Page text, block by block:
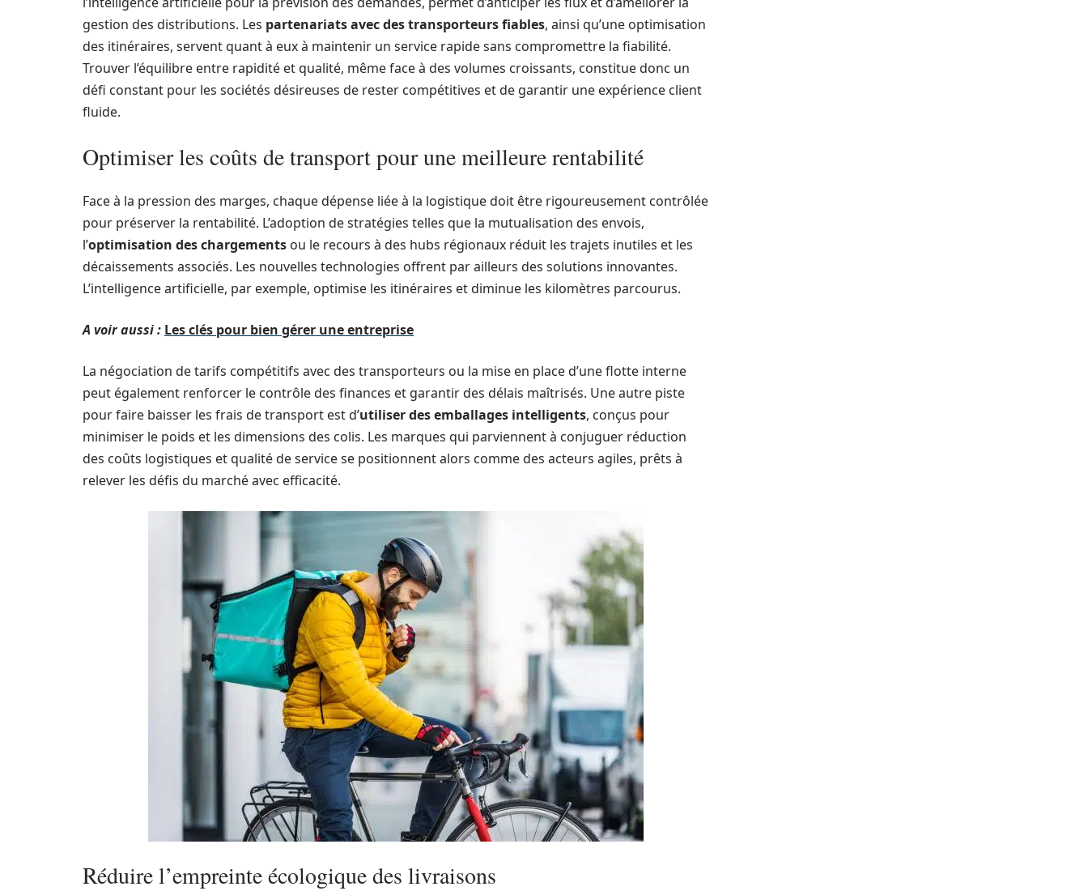
gestion des distributions. Les partenariats avec des transporteurs fiables, ainsi qu’une optimisation
des itinéraires, servent quant à eux à maintenir un service rapide sans compromettre la fiabilité.
Trouver l’équilibre entre rapidité et qualité, même face à des volumes croissants, constitue donc un
défi constant pour les sociétés désireuses de rester compétitives et de garantir une expérience client
fluide.
Optimiser les coûts de transport pour une meilleure rentabilité
Face à la pression des marges, chaque dépense liée à la logistique doit être rigoureusement contrôlée
pour préserver la rentabilité. L’adoption de stratégies telles que la mutualisation des envois,
l’optimisation des chargements ou le recours à des hubs régionaux réduit les trajets inutiles et les
décaissements associés. Les nouvelles technologies offrent par ailleurs des solutions innovantes.
L’intelligence artificielle, par exemple, optimise les itinéraires et diminue les kilomètres parcourus.
A voir aussi : Les clés pour bien gérer une entreprise
La négociation de tarifs compétitifs avec des transporteurs ou la mise en place d’une flotte interne
peut également renforcer le contrôle des finances et garantir des délais maîtrisés. Une autre piste
pour faire baisser les frais de transport est d’utiliser des emballages intelligents, conçus pour
minimiser le poids et les dimensions des colis. Les marques qui parviennent à conjuguer réduction
des coûts logistiques et qualité de service se positionnent alors comme des acteurs agiles, prêts à
relever les défis du marché avec efficacité.
Réduire l’empreinte écologique des livraisons